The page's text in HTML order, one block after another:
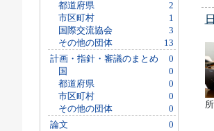
都道府県
2
市区町村
1
国際交流協会
3
その他の団体
13
計画・指針・審議のまとめ
0
国
0
都道府県
0
市区町村
0
その他の団体
0
論文
0